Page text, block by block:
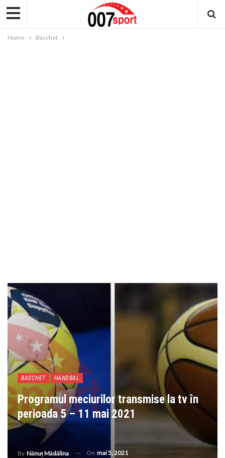
Home Baschet
BASCHET HANDBAL
Programul meciurilor transmise la tv în
perioada 5 – 11 mai 2021
By Nănuț Mădălina On mai 5, 2021